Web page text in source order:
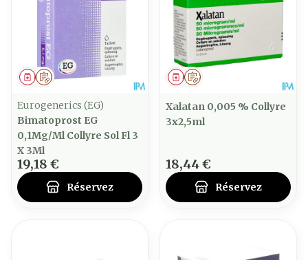
Sur prescription
Médicament
Eurogenerics (EG)
Bimatoprost EG
0,1Mg/Ml Collyre Sol Fl 3
X 3Ml
19,18 €
Réservez
Sur prescription
Médicament
Xalatan 0,005 % Collyre
3x2,5ml
18,44 €
Réservez